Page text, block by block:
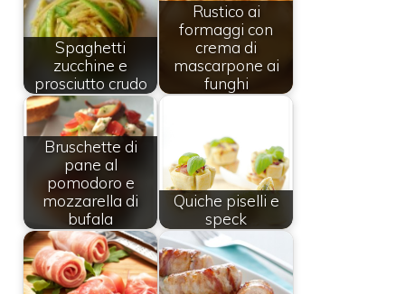
Spaghetti
zucchine e
prosciutto crudo
Rustico ai
formaggi con
crema di
mascarpone ai
funghi
Bruschette di
pane al
pomodoro e
mozzarella di
bufala
Quiche piselli e
speck